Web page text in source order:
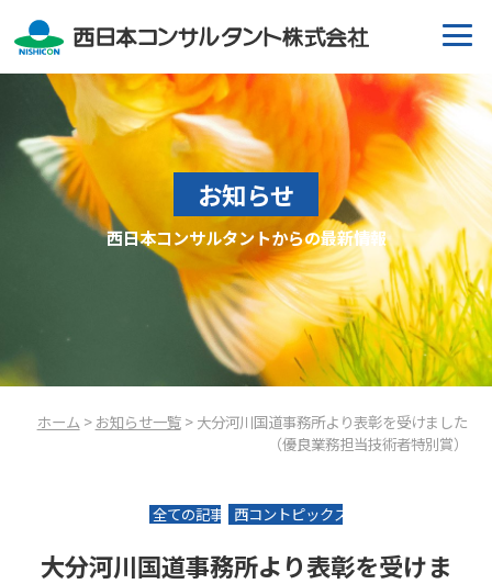
お知らせ
西日本コンサルタントからの最新情報
ホーム> お知らせ一覧> 大分河川国道事務所より表彰を受けました
（優良業務担当技術者特別賞）
全ての記事 西コントピックス
大分河川国道事務所より表彰を受けま